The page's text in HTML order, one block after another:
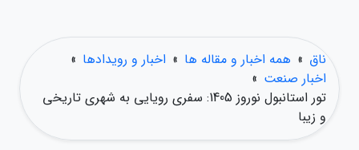
ناق » همه اخبار و مقاله ها » اخبار و رویدادها »
اخبار صنعت »
تور استانبول نوروز 1405: سفری رویایی به شهری تاریخی
و زیبا